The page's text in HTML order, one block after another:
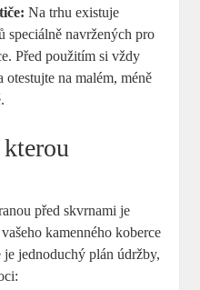
Na trhu existuje
speciálně navržených pro
Před použitím si vždy
otestujte na malém, méně
před skvrnami je
kamenného koberce
jednoduchý plán údržby,